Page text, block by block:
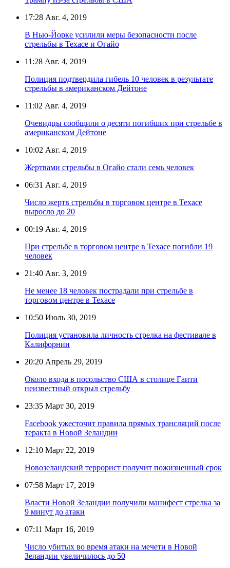
17:28 Авг. 4, 2019
В Нью-Йорке усилили меры безопасности после
стрельбы в Техасе и Огайо
11:28 Авг. 4, 2019
Полиция подтвердила гибель 10 человек в результате
стрельбы в американском Дейтоне
11:02 Авг. 4, 2019
Очевидцы сообщили о десяти погибших при стрельбе в
американском Дейтоне
10:02 Авг. 4, 2019
Жертвами стрельбы в Огайо стали семь человек
06:31 Авг. 4, 2019
Число жертв стрельбы в торговом центре в Техасе
выросло до 20
00:19 Авг. 4, 2019
При стрельбе в торговом центре в Техасе погибли 19
человек
21:40 Авг. 3, 2019
Не менее 18 человек пострадали при стрельбе в
торговом центре в Техасе
10:50 Июль 30, 2019
Полиция установила личность стрелка на фестивале в
Калифорнии
20:20 Апрель 29, 2019
Около входа в посольство США в столице Гаити
неизвестный открыл стрельбу
23:35 Март 30, 2019
Facebook ужесточит правила прямых трансляций после
теракта в Новой Зеландии
12:10 Март 22, 2019
Новозеландский террорист получит пожизненный срок
07:58 Март 17, 2019
Власти Новой Зеландии получили манифест стрелка за
9 минут до атаки
07:11 Март 16, 2019
Число убитых во время атаки на мечети в Новой
Зеландии увеличилось до 50